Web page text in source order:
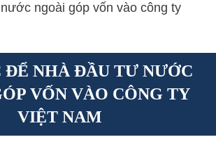
ngoài góp vốn vào công ty
ĐỂ NHÀ ĐẦU TƯ NƯỚC
VỐN VÀO CÔNG TY
VIỆT NAM